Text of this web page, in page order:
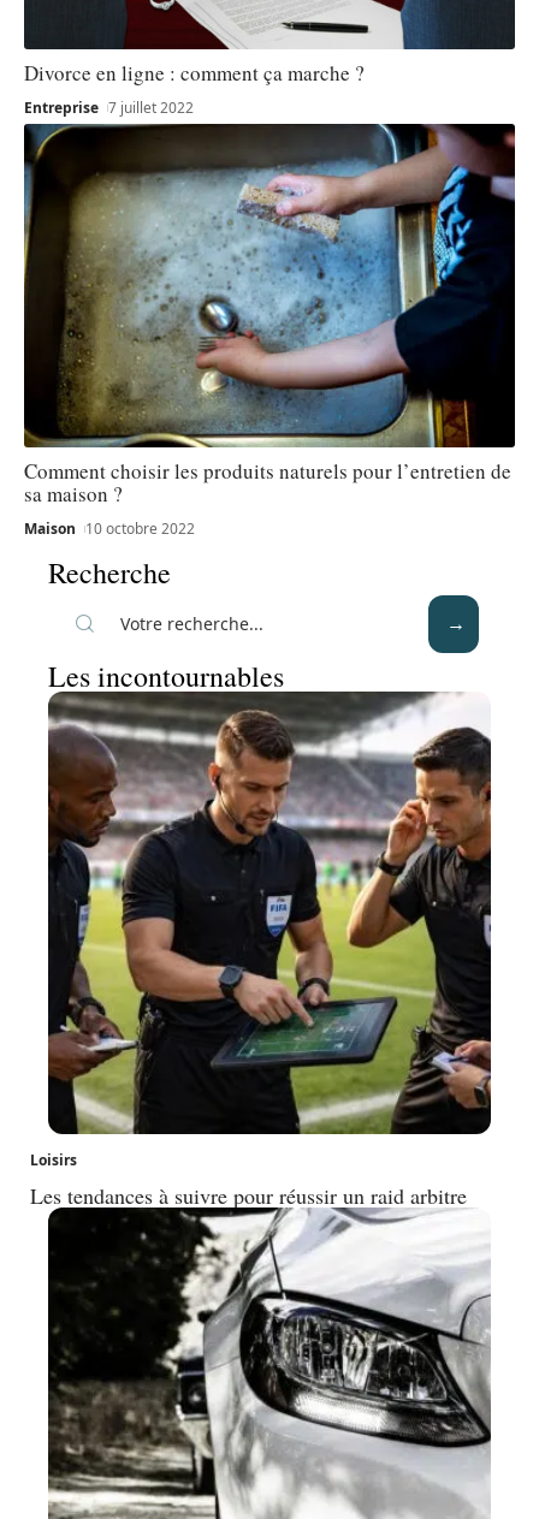
Divorce en ligne : comment ça marche ?
Entreprise 7 juillet 2022
Comment choisir les produits naturels pour l’entretien de
sa maison ?
Maison 10 octobre 2022
Recherche
Les incontournables
Loisirs
Les tendances à suivre pour réussir un raid arbitre